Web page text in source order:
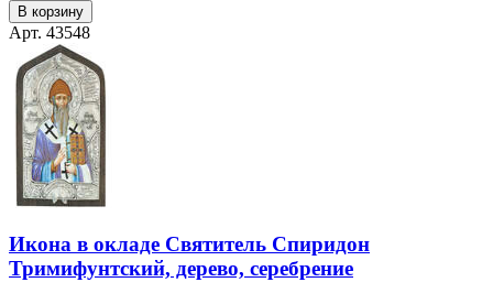
В корзину
Арт. 43548
Икона в окладе Святитель Спиридон
Тримифунтский, дерево, серебрение